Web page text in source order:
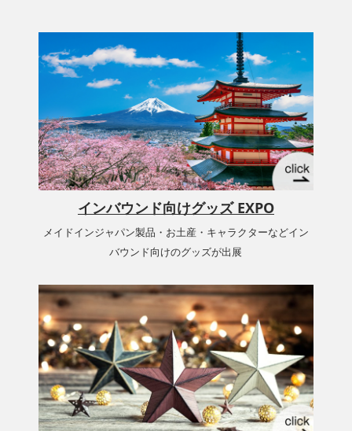
インバウンド向けグッズ EXPO
メイドインジャパン製品・お土産・キャラクターなどイン
バウンド向けのグッズが出展